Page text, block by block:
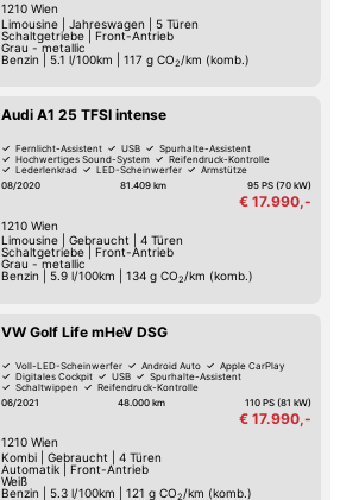
1210 Wien
Limousine| Jahreswagen
5 Türen
Schaltgetriebe| Front-Antrieb
Grau - metallic
Benzin
5.1 l/100km 117 g CO2 /km (komb.)
Audi A1 25 TFSI intense
Fernlicht-Assistent USB
Spurhalte-Assistent
Hochwertiges Sound-System
Reifendruck-Kontrolle
Lederlenkrad
LED-Scheinwerfer
Armstütze
08/2020
81.409 km 95 PS (70 kW)
€ 17.990,-
1210 Wien
Limousine| Gebraucht
4 Türen
Schaltgetriebe|
Front-Antrieb
Grau - metallic
Benzin
5.9 l/100km 134 g CO2 /km (komb.)
VW Golf Life mHeV DSG
Voll-LED-Scheinwerfer Android Auto
Apple CarPlay
Digitales Cockpit
USB
Spurhalte-Assistent
Schaltwippen
Reifendruck-Kontrolle
06/2021
48.000 km 110 PS (81 kW)
€ 17.990,-
1210 Wien
Kombi| Gebraucht
4 Türen
Automatik| Front-Antrieb
Weiß
Benzin
5.3 l/100km 121 g CO2 /km (komb.)